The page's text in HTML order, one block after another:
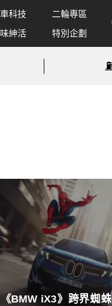
科技
二輪專區
紳活
特別企劃
《BMW iX3》跨界蜘